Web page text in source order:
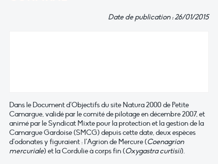
Date de publication : 26/01/2015
Dans le Document d’Objectifs du site Natura 2000 de Petite
Camargue, validé par le comité de pilotage en décembre 2007, et
animé par le Syndicat Mixte pour la protection et la gestion de la
Camargue Gardoise (SMCG) depuis cette date, deux espèces
d’odonates y figuraient : l’Agrion de Mercure (Coenagrion
mercuriale) et la Cordulie à corps fin (Oxygastra curtisii).